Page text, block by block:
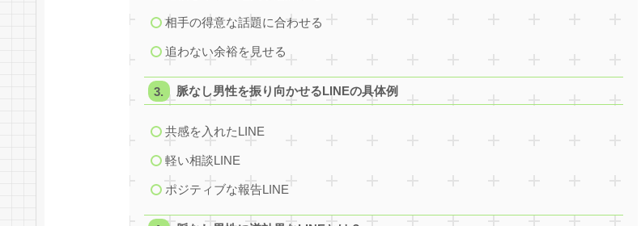
相手の得意な話題に合わせる
追わない余裕を見せる
脈なし男性を振り向かせるLINEの具体例
共感を入れたLINE
軽い相談LINE
ポジティブな報告LINE